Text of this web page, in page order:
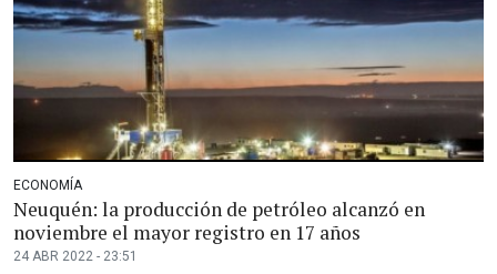
ECONOMÍA
Neuquén: la producción de petróleo alcanzó en
noviembre el mayor registro en 17 años
24 ABR 2022 - 23:51